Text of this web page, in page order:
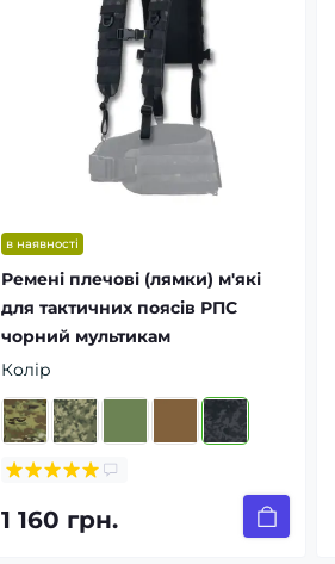
в наявності
Ремені плечові (лямки) м'які
для тактичних поясів РПС
чорний мультикам
Колір
1 160 грн.